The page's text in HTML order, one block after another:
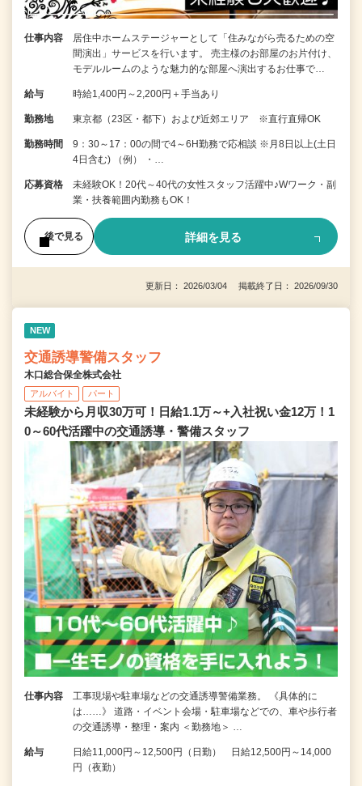
仕事内容
居住中ホームステージャーとして「住みながら売るための空
間演出」サービスを行います。 売主様のお部屋のお片付け、
モデルルームのような魅力的な部屋へ演出するお仕事で…
給与 時給1,400円～2,200円＋手当あり
勤務地 東京都（23区・都下）および近郊エリア ※直行直帰OK
勤務時間
9：30～17：00の間で4～6H勤務で応相談 ※月8日以上(土日
4日含む) （例） ・…
応募資格
未経験OK！20代～40代の女性スタッフ活躍中♪Wワーク・副
業・扶養範囲内勤務もOK！
後で見る 詳細を見る
更新日： 2026/03/04 掲載終了日： 2026/09/30
NEW
交通誘導警備スタッフ
木口総合保全株式会社
アルバイト パート
未経験から月収30万可！日給1.1万～+入社祝い金12万！1
0～60代活躍中の交通誘導・警備スタッフ
仕事内容
工事現場や駐車場などの交通誘導警備業務。 《具体的に
は……》 道路・イベント会場・駐車場などでの、車や歩行者
の交通誘導・整理・案内 ＜勤務地＞ …
給与
日給11,000円～12,500円（日勤） 日給12,500円～14,000
円（夜勤）